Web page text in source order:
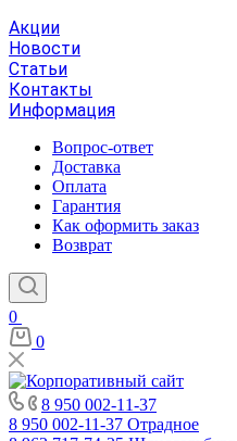
Акции
Новости
Статьи
Контакты
Информация
Вопрос-ответ
Доставка
Оплата
Гарантия
Как оформить заказ
Возврат
0
0
8 950 002-11-37
8 950 002-11-37 Отрадное